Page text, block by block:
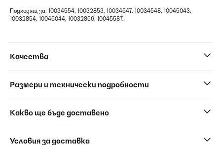
Подходящ за: 10034554, 10032853, 10034547, 10034548, 10045043,
10032854, 10045044, 10032856, 10045587.
Качества
Размери и технически подробности
Какво ще бъде доставено
Условия за доставка